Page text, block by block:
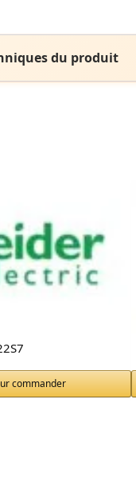
du produit
commander